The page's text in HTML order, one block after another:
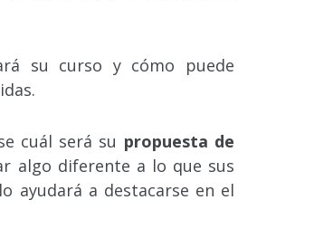
su curso y cómo puede
cuál será su propuesta de
algo diferente a lo que sus
ayudará a destacarse en el